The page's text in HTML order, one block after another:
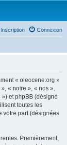
Connexion
Inscription
« oleocene.org »
« notre », « nos »,
et phpBB (désigné
toutes les
votre part (désignées
Premièrement,